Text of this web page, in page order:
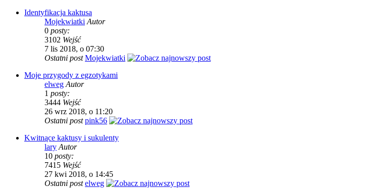
Identyfikacja kaktusa
Mojekwiatki Autor
0 posty:
3102 Wejść
7 lis 2018, o 07:30
Ostatni postMojekwiatki
Moje przygody z egzotykami
elweg Autor
1 posty:
3444 Wejść
26 wrz 2018, o 11:20
Ostatni postpink56
Kwitnące kaktusy i sukulenty
lary Autor
10 posty:
7415 Wejść
27 kwi 2018, o 14:45
Ostatni postelweg